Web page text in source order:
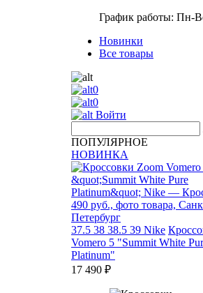
График работы: Пн-
Новинки
Все товары
0
0
Войти
ПОПУЛЯРНОЕ
НОВИНКА
37.5 38 38.5 39 Nike
Vomero 5 "Summit White
Platinum"
17 490 ₽